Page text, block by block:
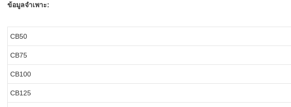
ข้อมูลจำเพาะ:
CB50
CB75
CB100
CB125